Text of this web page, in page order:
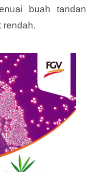
buah tandan
rendah.